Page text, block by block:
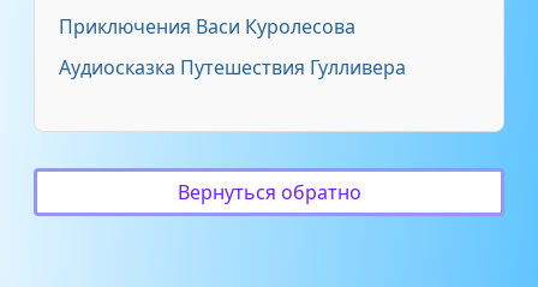
Приключения Васи Куролесова
Аудиосказка Путешествия Гулливера
Вернуться обратно